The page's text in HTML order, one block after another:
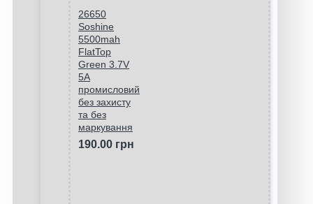
26650
Soshine
5500mah
FlatTop
Green 3.7V
5A
промисловий
без захисту
та без
маркування
190.00 грн